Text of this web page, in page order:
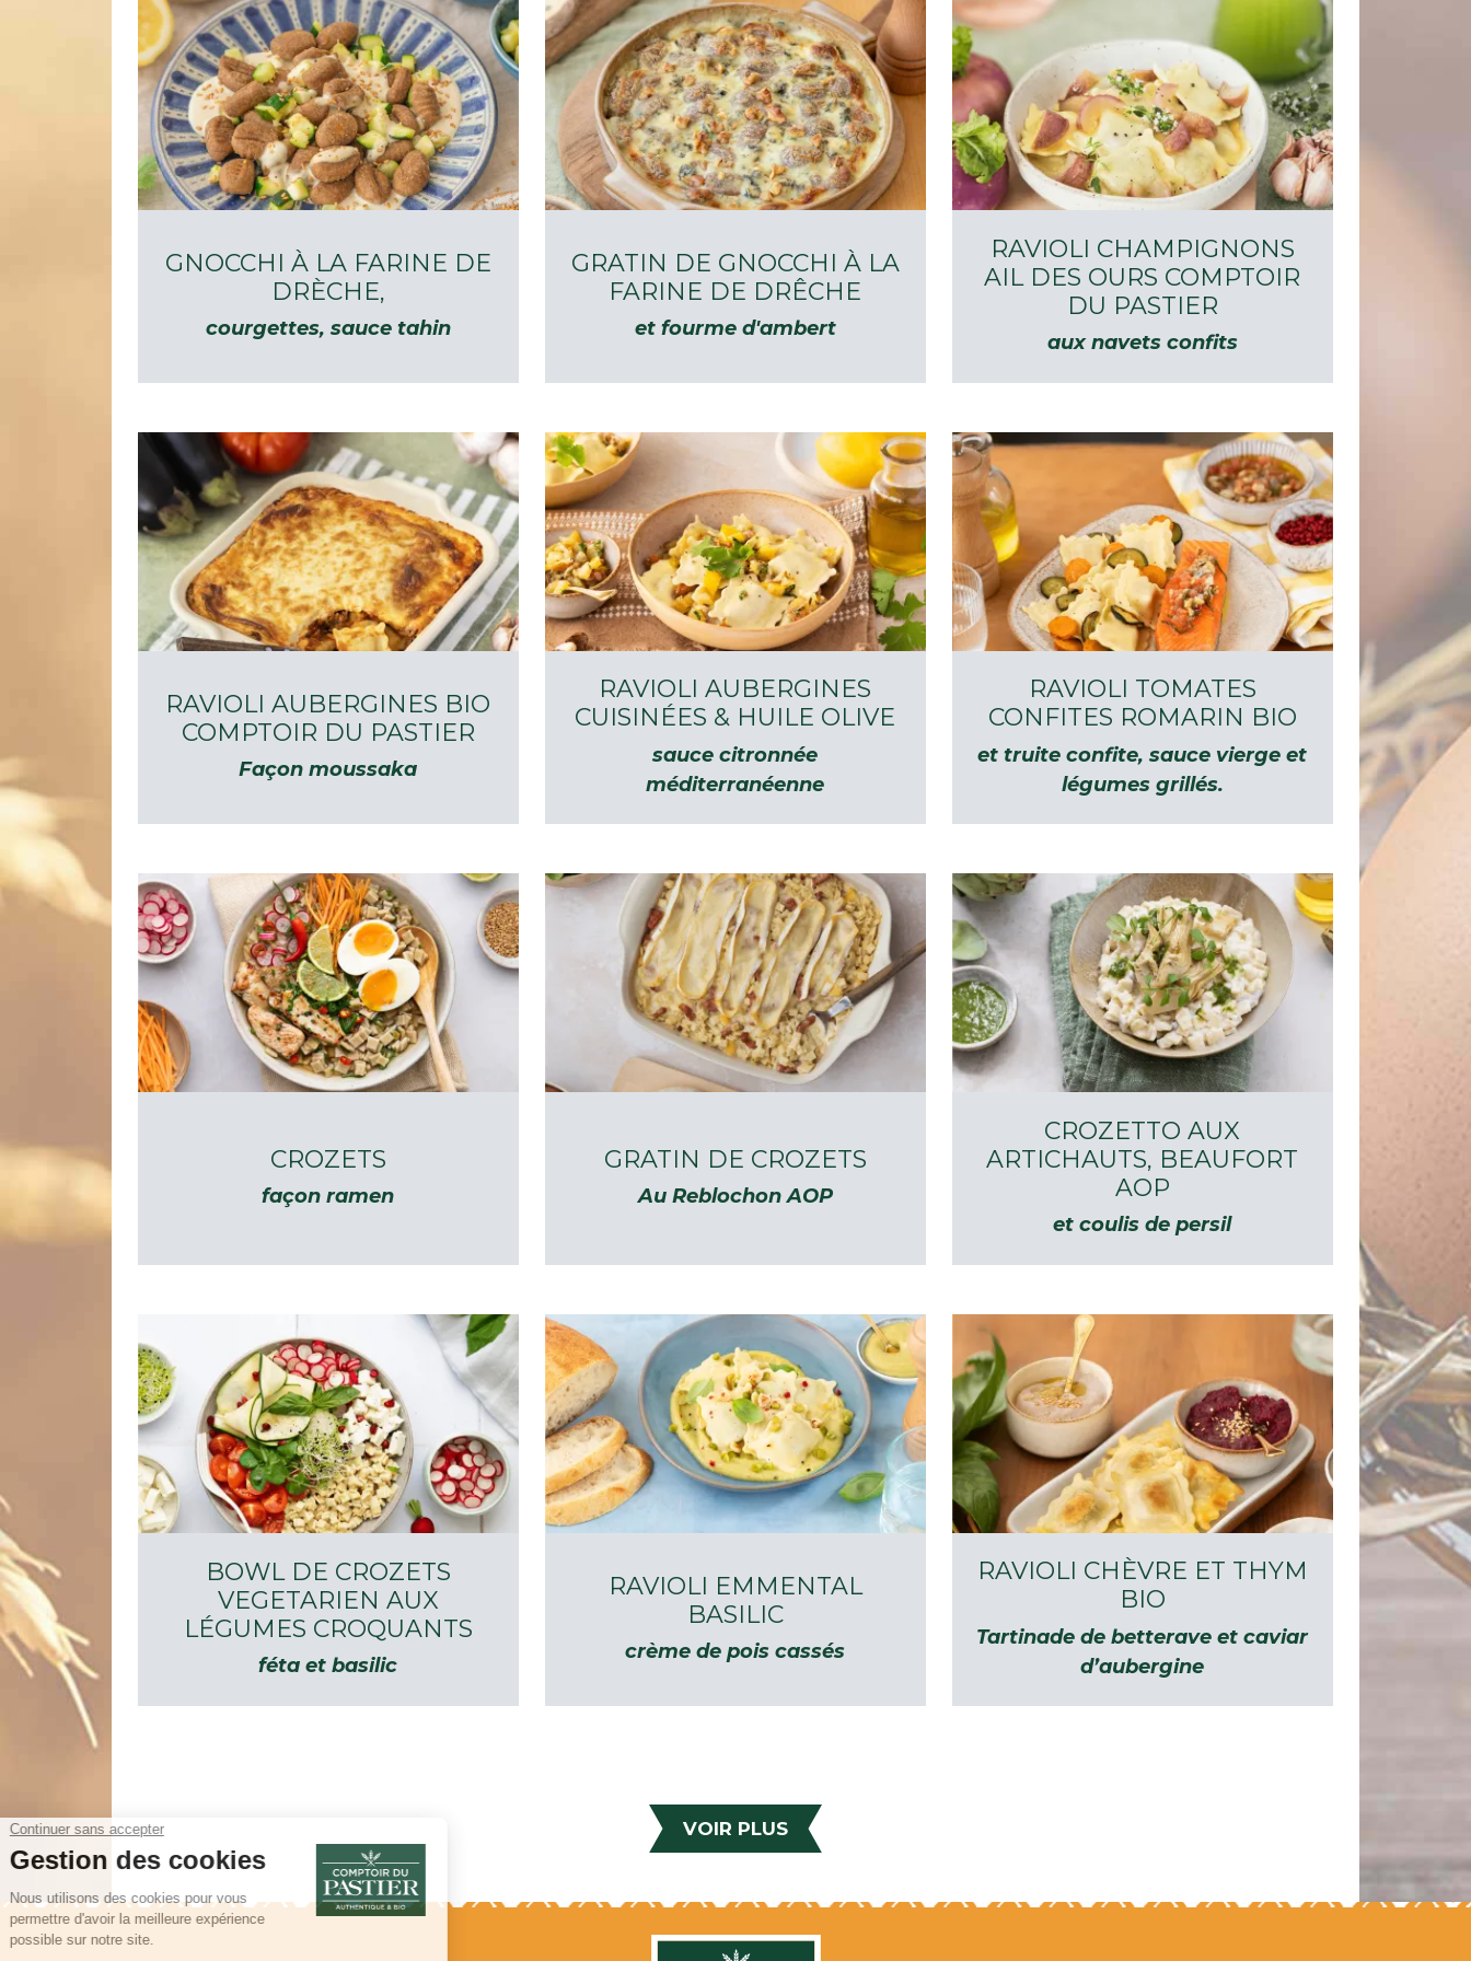
GNOCCHI À LA FARINE DE
DRÈCHE,
courgettes, sauce tahin
GRATIN DE GNOCCHI À LA
FARINE DE DRÊCHE
et fourme d'ambert
RAVIOLI CHAMPIGNONS
AIL DES OURS COMPTOIR
DU PASTIER
aux navets confits
RAVIOLI AUBERGINES BIO
COMPTOIR DU PASTIER
Façon moussaka
RAVIOLI AUBERGINES
CUISINÉES & HUILE OLIVE
sauce citronnée
méditerranéenne
RAVIOLI TOMATES
CONFITES ROMARIN BIO
et truite confite, sauce vierge et
légumes grillés.
CROZETS
façon ramen
GRATIN DE CROZETS
Au Reblochon AOP
CROZETTO AUX
ARTICHAUTS, BEAUFORT
AOP
et coulis de persil
BOWL DE CROZETS
VEGETARIEN AUX
LÉGUMES CROQUANTS
féta et basilic
RAVIOLI EMMENTAL
BASILIC
crème de pois cassés
RAVIOLI CHÈVRE ET THYM
BIO
Tartinade de betterave et caviar
d’aubergine
VOIR PLUS